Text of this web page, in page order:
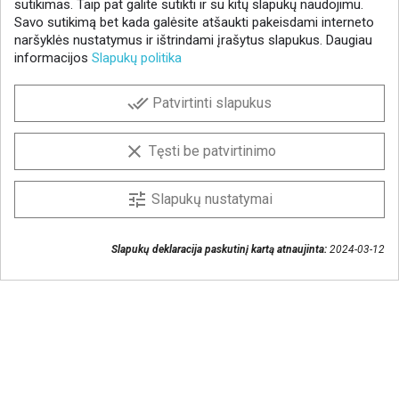
Gaukite geriausius pasiūlymus!
Prenumeruokite naujienlaiškį ir visada sužinokite
Sutinku, kad mano duomenys būtų saugomi
sutikimas. Taip pat galite sutikti ir su kitų slapukų naudojimu.
Savo sutikimą bet kada galėsite atšaukti pakeisdami interneto
naršyklės nustatymus ir ištrindami įrašytus slapukus. Daugiau
informacijos Slapukų politika
done_all Patvirtinti slapukus
clear Tęsti be patvirtinimo
tune Slapukų nustatymai
Slapukų deklaracija paskutinį kartą atnaujinta: 2024-03-12